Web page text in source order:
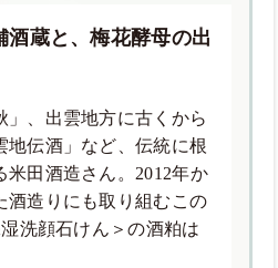
酒蔵と、梅花酵母の出
」、出雲地方に古くから
地伝酒」など、伝統に根
米田酒造さん。2012年か
酒造りにも取り組むこの
洗顔石けん＞の酒粕は